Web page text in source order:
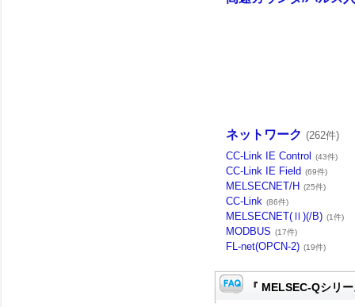
ネットワーク (262件)
CC-Link IE Control
(43件)
CC-Link IE Field (69件)
MELSECNET/H (25件)
CC-Link (86件)
MELSECNET(Ⅱ)(/B) (1件)
MODBUS (17件)
FL-net(OPCN-2) (19件)
『 MELSEC-Qシリ